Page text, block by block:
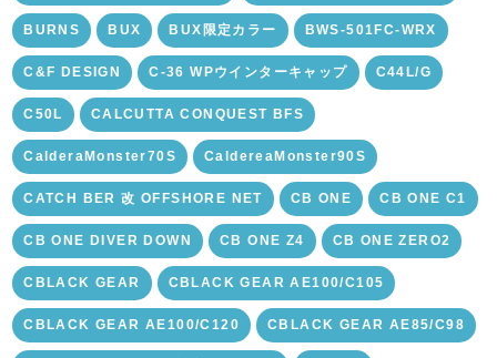
BURNS BUX BUX限定カラー BWS-501FC-WRX
C&F DESIGN C-36 WPウインターキャップ C44L/G
C50L CALCUTTA CONQUEST BFS
CalderaMonster70S CaldereaMonster90S
CATCH BER 改 OFFSHORE NET CB ONE CB ONE C1
CB ONE DIVER DOWN CB ONE Z4 CB ONE ZERO2
CBLACK GEAR CBLACK GEAR AE100/C105
CBLACK GEAR AE100/C120 CBLACK GEAR AE85/C98